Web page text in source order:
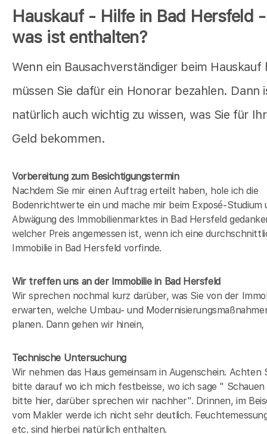
Hauskauf - Hilfe in Bad Hersfeld -
was ist enthalten?
Wenn ein Bausachverständiger beim Hauskauf
müssen Sie dafür ein Honorar bezahlen. Dann
natürlich auch wichtig zu wissen, was Sie für Ihr
Geld bekommen.
Vorbereitung zum Besichtigungstermin
Nachdem Sie mir einen Auftrag erteilt haben, hole ich die
Bodenrichtwerte ein und mache mir beim Exposé-Studium
Abwägung des Immobilienmarktes in Bad Hersfeld
welcher Preis angemessen ist, wenn ich eine
Immobilie in Bad Hersfeld vorfinde.
Wir treffen uns an der Immobilie in Bad Hersfeld
Wir sprechen nochmal kurz darüber, was Sie von der
erwarten, welche Umbau- und
planen. Dann gehen wir hinein,
Technische Untersuchung
Wir nehmen das Haus gemeinsam in Augenschein. Achten
bitte darauf wo ich mich festbeisse, wo ich sage " Schauen
bitte hier, darüber sprechen wir nachher". Drinnen, im
vom Makler werde ich nicht sehr deutlich.
etc. sind hierbei natürlich enthalten.